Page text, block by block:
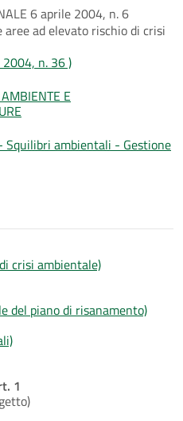
6 aprile 2004, n. 6
aree ad elevato rischio di crisi
2004, n. 36 )
E
Squilibri ambientali - Gestione
crisi ambientale)
del piano di risanamento)
1